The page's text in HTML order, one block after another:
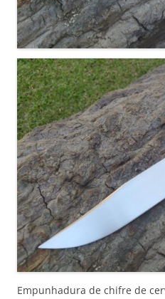
Empunhadura de chifre de